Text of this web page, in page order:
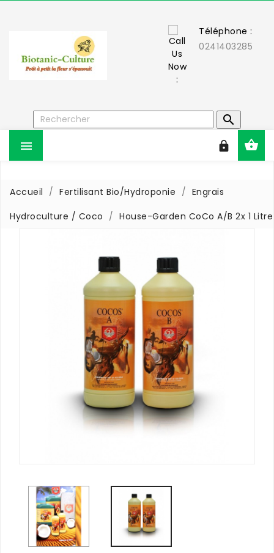
Téléphone :
0241403285



Accueil Fertilisant Bio/Hydroponie
Engrais
Hydroculture / Coco
House-Garden CoCo A/B 2x 1 Litre